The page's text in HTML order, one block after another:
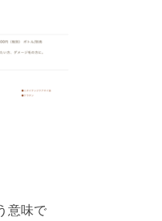
意味で